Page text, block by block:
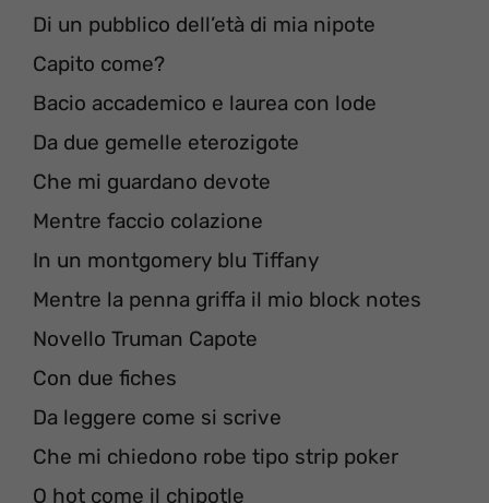
Di un pubblico dell’età di mia nipote
Capito come?
Bacio accademico e laurea con lode
Da due gemelle eterozigote
Che mi guardano devote
Mentre faccio colazione
In un montgomery blu Tiffany
Mentre la penna griffa il mio block notes
Novello Truman Capote
Con due fiches
Da leggere come si scrive
Che mi chiedono robe tipo strip poker
O hot come il chipotle